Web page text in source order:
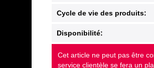
Cycle de vie des produits:
Disponibilité:
Cet article ne peut pas être
service clientèle se fera un